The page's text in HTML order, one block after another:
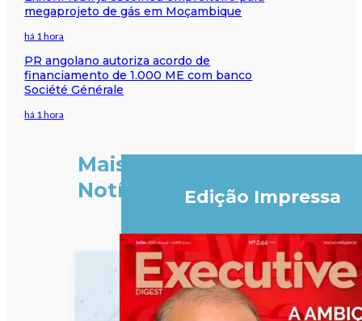
megaprojeto de gás em Moçambique
há 1 hora
PR angolano autoriza acordo de
financiamento de 1.000 ME com banco
Société Générale
há 1 hora
Mais
Notícias
Edição Impressa